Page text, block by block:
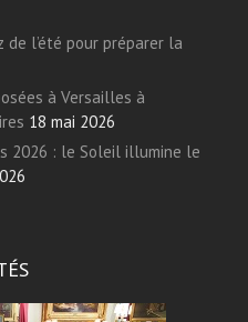
l’été pour préparer la
à Versailles à
18 mai 2026
2026 : le Soleil illumine le